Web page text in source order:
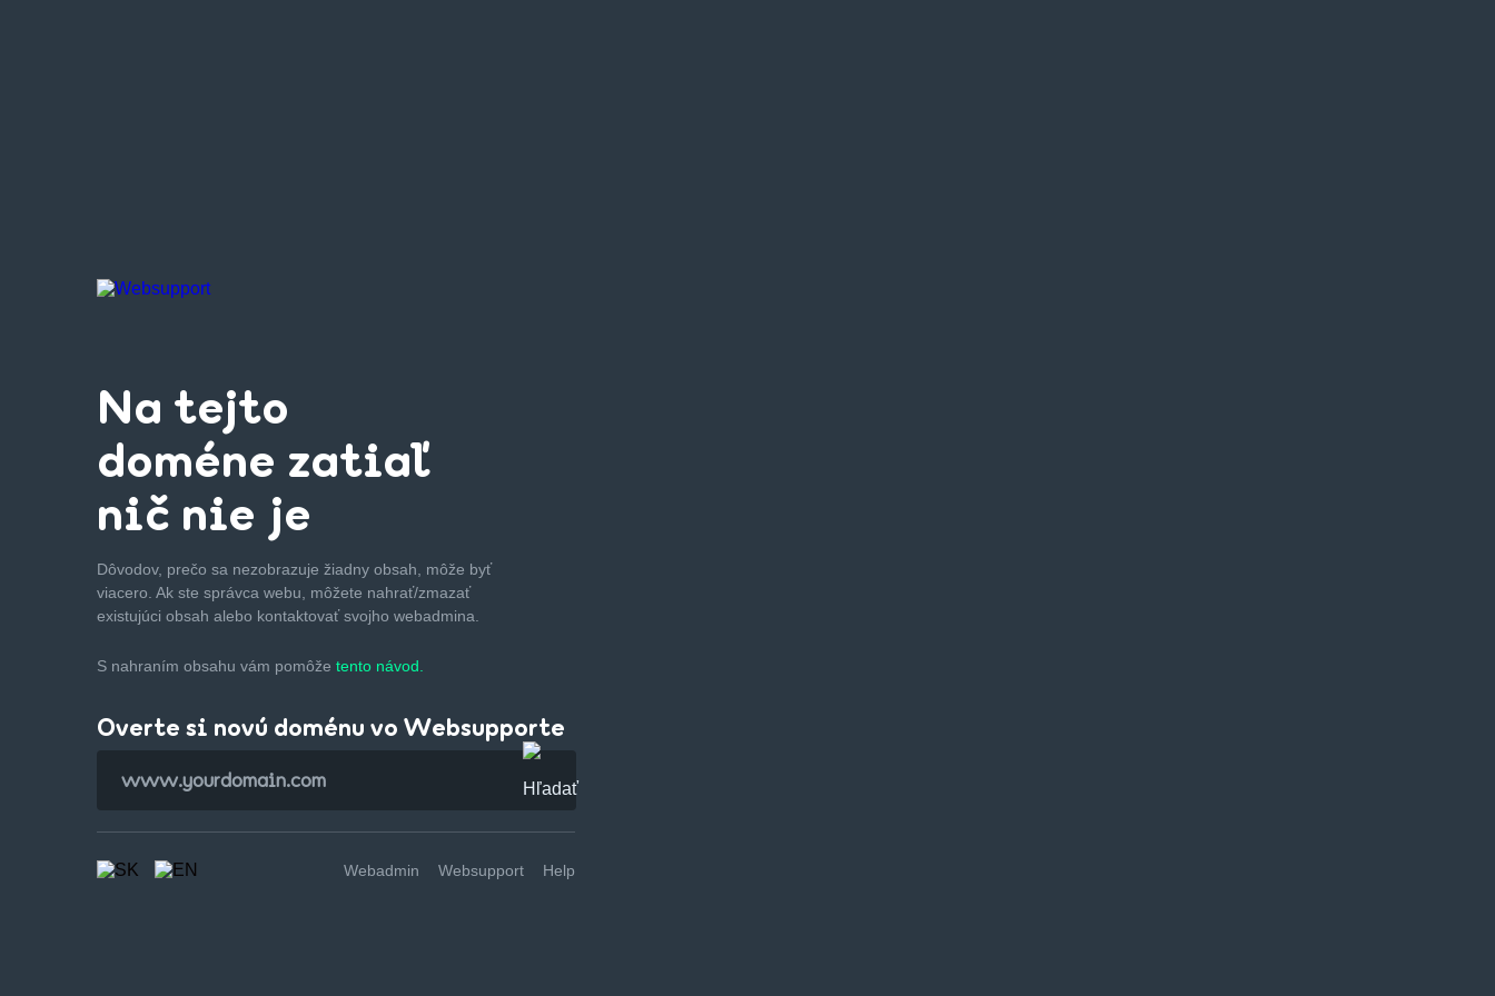
Na tejto
doméne zatiaľ
nič nie je
Dôvodov, prečo sa nezobrazuje žiadny obsah, môže byť
viacero. Ak ste správca webu, môžete nahrať/zmazať
existujúci obsah alebo kontaktovať svojho webadmina.
S nahraním obsahu vám pomôže tento návod.
Overte si novú doménu vo Websupporte
Webadmin Websupport Help